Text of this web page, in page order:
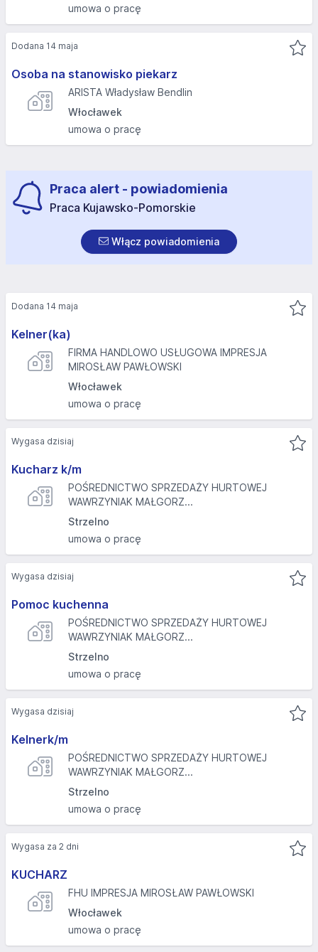
umowa o pracę
Osoba na stanowisko piekarz
ARISTA Władysław Bendlin
Włocławek
umowa o pracę
Dodana 14 maja
Praca alert - powiadomienia
Praca Kujawsko-Pomorskie
Włącz powiadomienia
Kelner(ka)
FIRMA HANDLOWO USŁUGOWA IMPRESJA
MIROSŁAW PAWŁOWSKI
Włocławek
umowa o pracę
Dodana 14 maja
Kucharz k/m
POŚREDNICTWO SPRZEDAŻY HURTOWEJ
WAWRZYNIAK MAŁGORZ...
Strzelno
umowa o pracę
Wygasa dzisiaj
Pomoc kuchenna
POŚREDNICTWO SPRZEDAŻY HURTOWEJ
WAWRZYNIAK MAŁGORZ...
Strzelno
umowa o pracę
Wygasa dzisiaj
Kelnerk/m
POŚREDNICTWO SPRZEDAŻY HURTOWEJ
WAWRZYNIAK MAŁGORZ...
Strzelno
umowa o pracę
Wygasa dzisiaj
KUCHARZ
FHU IMPRESJA MIROSŁAW PAWŁOWSKI
Włocławek
umowa o pracę
Wygasa za 2 dni